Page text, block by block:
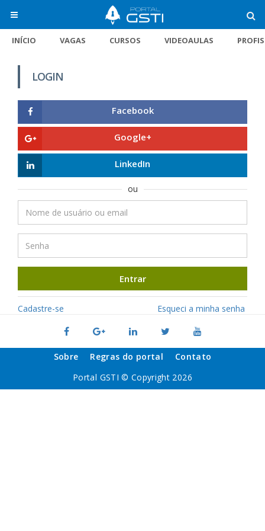
INÍCIO VAGAS CURSOS VIDEOAULAS
LOGIN
Facebook
Google+
LinkedIn
ou
Entrar
Cadastre-se Esqueci a minha senha
Sobre Regras do portal
Contato
Portal GSTI © Copyright 2026